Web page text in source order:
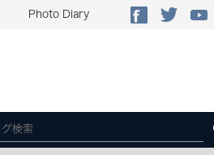
Photo Diary